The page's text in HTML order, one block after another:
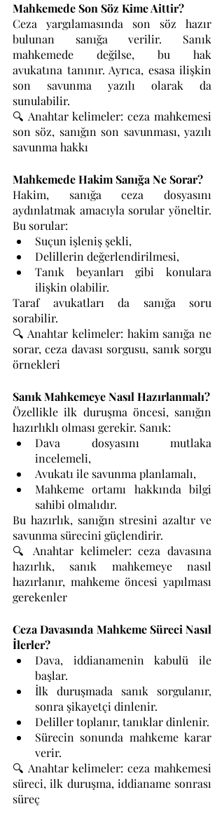
Mahkemede Son Söz Kime Aittir?
Ceza yargılamasında son söz hazır
bulunan sanığa verilir. Sanık
mahkemede değilse, bu hak
avukatına tanınır. Ayrıca, esasa ilişkin
son savunma yazılı olarak da
sunulabilir.
🔍 Anahtar kelimeler: ceza mahkemesi
son söz, sanığın son savunması, yazılı
savunma hakkı
Mahkemede Hakim Sanığa Ne Sorar?
Hakim, sanığa ceza dosyasını
aydınlatmak amacıyla sorular yöneltir.
Bu sorular:
Suçun işleniş şekli,
Delillerin değerlendirilmesi,
Tanık beyanları gibi konulara
ilişkin olabilir.
Taraf avukatları da sanığa soru
sorabilir.
🔍 Anahtar kelimeler: hakim sanığa ne
sorar, ceza davası sorgusu, sanık sorgu
örnekleri
Sanık Mahkemeye Nasıl Hazırlanmalı?
Özellikle ilk duruşma öncesi, sanığın
hazırlıklı olması gerekir. Sanık:
Dava dosyasını mutlaka
incelemeli,
Avukatı ile savunma planlamalı,
Mahkeme ortamı hakkında bilgi
sahibi olmalıdır.
Bu hazırlık, sanığın stresini azaltır ve
savunma sürecini güçlendirir.
🔍 Anahtar kelimeler: ceza davasına
hazırlık, sanık mahkemeye nasıl
hazırlanır, mahkeme öncesi yapılması
gerekenler
Ceza Davasında Mahkeme Süreci Nasıl
İlerler?
Dava, iddianamenin kabulü ile
başlar.
İlk duruşmada sanık sorgulanır,
sonra şikayetçi dinlenir.
Deliller toplanır, tanıklar dinlenir.
Sürecin sonunda mahkeme karar
verir.
🔍 Anahtar kelimeler: ceza mahkemesi
süreci, ilk duruşma, iddianame sonrası
süreç